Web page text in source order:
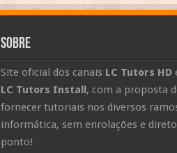
Sobre
Site oficial dos canais LC Tutors HD
LC Tutors Install, com a proposta
fornecer tutoriais nos diversos
informática, sem enrolações e
ponto!